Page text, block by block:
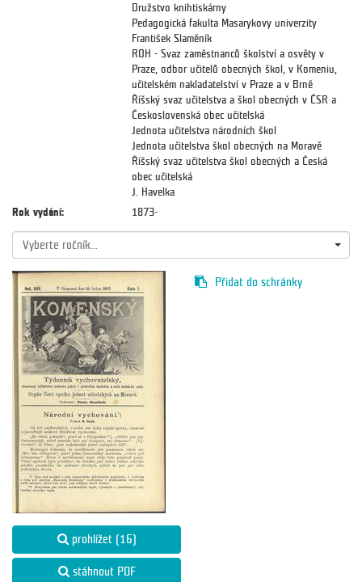
Družstvo knihtiskárny
Pedagogická fakulta Masarykovy univerzity
František Slaměník
ROH - Svaz zaměstnanců školství a osvěty v
Praze, odbor učitelů obecných škol, v Komeniu,
učitelském nakladatelství v Praze a v Brně
Říšský svaz učitelstva a škol obecných v ČSR a
Československá obec učitelská
Jednota učitelstva národních škol
Jednota učitelstva škol obecných na Moravě
Říšský svaz učitelstva škol obecných a Česká
obec učitelská
J. Havelka
Rok vydání:
1873-
Vyberte ročník...
prohlížet (16)
stáhnout PDF
Přidat do schránky